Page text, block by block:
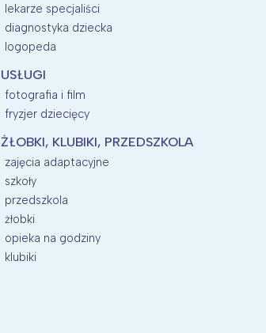
lekarze specjaliści
diagnostyka dziecka
logopeda
USŁUGI
fotografia i film
fryzjer dziecięcy
ŻŁOBKI, KLUBIKI, PRZEDSZKOLA
zajęcia adaptacyjne
szkoły
przedszkola
żłobki
opieka na godziny
klubiki